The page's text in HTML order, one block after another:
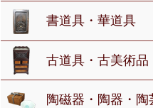
書道具・華道具
古道具・古美術品
陶磁器・陶器・陶